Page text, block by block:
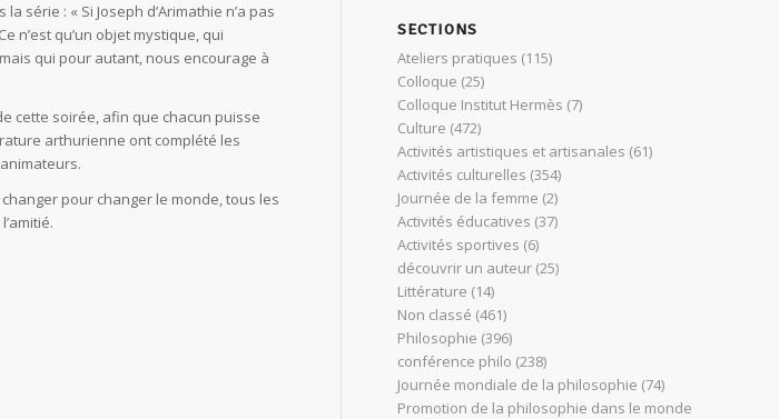
série : « Si Joseph d’Arimathie n’a pas
n’est qu’un objet mystique, qui
qui pour autant, nous encourage à
cette soirée, afin que chacun puisse
arthurienne ont complété les
pour changer le monde, tous les
SECTIONS
Ateliers pratiques (115)
Colloque (25)
Colloque Institut Hermès (7)
Culture (472)
Activités artistiques et artisanales (61)
Activités culturelles (354)
Journée de la femme (2)
Activités éducatives (37)
Activités sportives (6)
découvrir un auteur (25)
Littérature (14)
Non classé (461)
Philosophie (396)
conférence philo (238)
Journée mondiale de la philosophie (74)
Promotion de la philosophie dans le monde